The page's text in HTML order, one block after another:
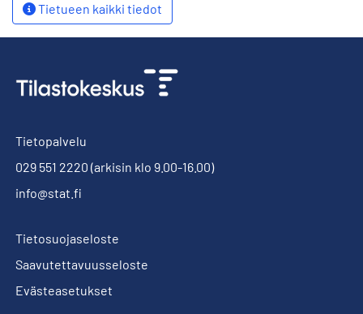
Tietueen kaikki tiedot
Tietopalvelu
029 551 2220 (arkisin klo 9.00-16.00)
info@stat.fi
Tietosuojaseloste
Saavutettavuusseloste
Evästeasetukset